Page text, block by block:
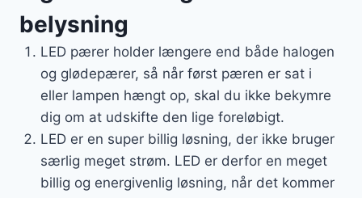
belysning
LED pærer holder længere end både halogen
og glødepærer, så når først pæren er sat i
eller lampen hængt op, skal du ikke bekymre
dig om at udskifte den lige foreløbigt.
LED er en super billig løsning, der ikke bruger
særlig meget strøm. LED er derfor en meget
billig og energivenlig løsning, når det kommer